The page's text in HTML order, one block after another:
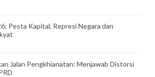
Pesta Kapital, Represi Negara dan
Jalan Pengkhianatan: Menjawab Distorsi